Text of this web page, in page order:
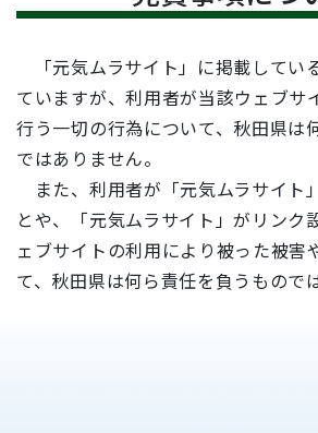
「元気ムラサイト」に掲載してい
ていますが、利用者が当該ウェブサ
行う一切の行為について、秋田県は
ではありません。
また、利用者が「元気ムラサイト
とや、「元気ムラサイト」がリンク
ェブサイトの利用により被った被害
て、秋田県は何ら責任を負うもので